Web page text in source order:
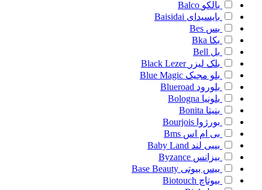
بالکو Balco
بایسیدای Baisidai
بس Bes
بکا Bka
بل Bell
بلک لیزر Black Lezer
بلو مجیک Blue Magic
بلورود Blueroad
بلونیا Bologna
بنیتا Bonita
بورژوا Bourjois
بی ام اس Bms
بیبی لند Baby Land
بیزانس Byzance
بیس بیوتی Base Beauty
بیوتاچ Biotouch